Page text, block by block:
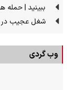
ببینید | حمله هولناک ۹۰۰ مار کبرای قاتل
شغل عجیب
وب گردی